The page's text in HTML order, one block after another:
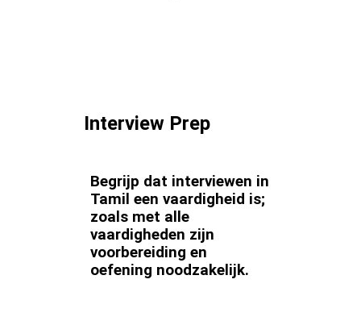
Interview Prep
Begrijp dat interviewen in
Tamil een vaardigheid is;
zoals met alle
vaardigheden zijn
voorbereiding en
oefening noodzakelijk.